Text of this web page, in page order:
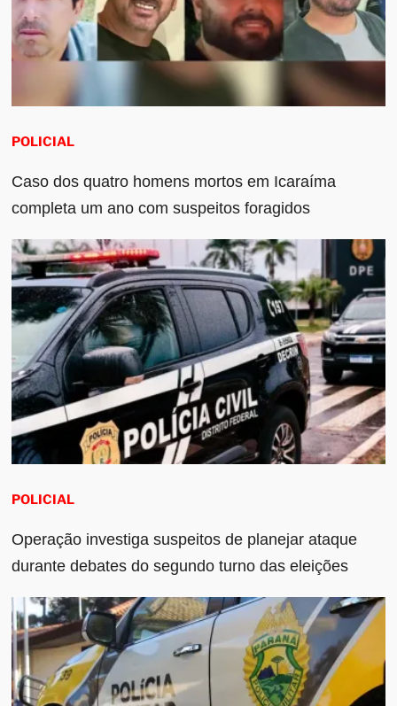
POLICIAL
Caso dos quatro homens mortos em Icaraíma
completa um ano com suspeitos foragidos
POLICIAL
Operação investiga suspeitos de planejar ataque
durante debates do segundo turno das eleições